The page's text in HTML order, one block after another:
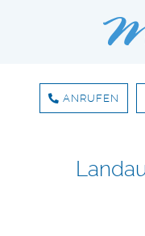
ANRUFEN